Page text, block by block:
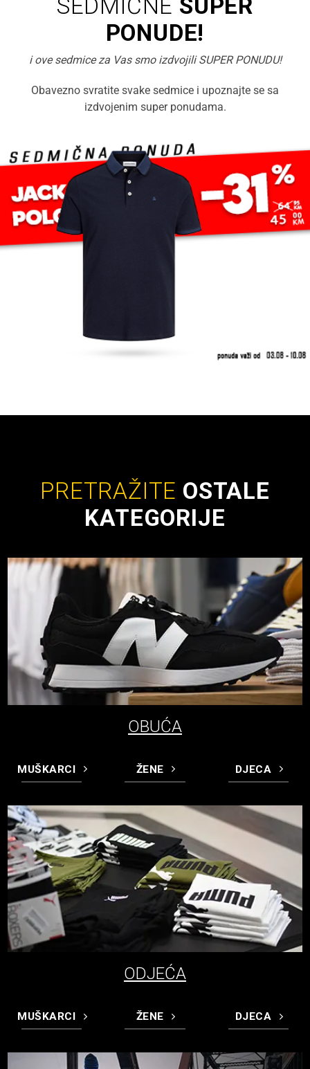
SEDMIČNE SUPER
PONUDE!
i ove sedmice za Vas smo izdvojili SUPER PONUDU!
Obavezno svratite svake sedmice i upoznajte se sa
izdvojenim super ponudama.
PRETRAŽITE OSTALE
KATEGORIJE
OBUĆA
MUŠKARCI ŽENE DJECA
ODJEĆA
MUŠKARCI ŽENE DJECA